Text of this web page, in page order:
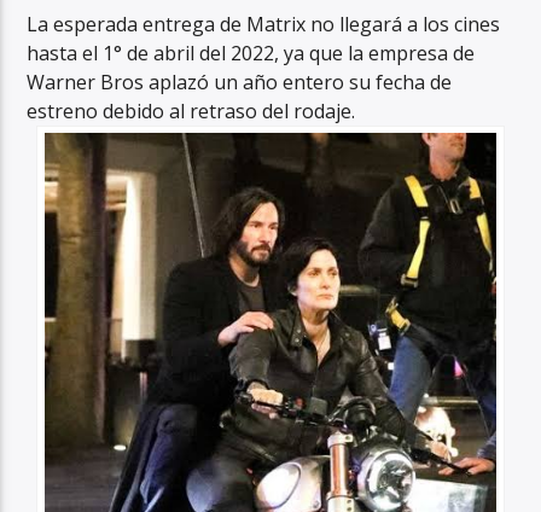
La esperada entrega de Matrix no llegará a los cines
hasta el 1° de abril del 2022, ya que la empresa de
Warner Bros aplazó un año entero su fecha de
estreno debido al retraso del rodaje.